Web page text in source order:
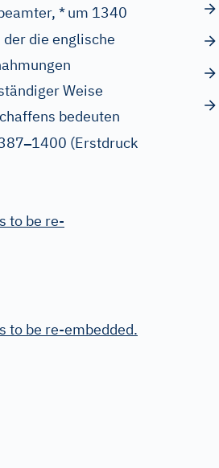
*um 1340
die englische
Weise
bedeuten
–1400 (Erstdruck
to be re-
to be re-embedded.